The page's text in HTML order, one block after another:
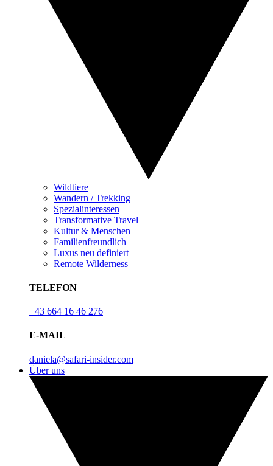
Wildtiere
Wandern / Trekking
Spezialinteressen
Transformative Travel
Kultur & Menschen
Familienfreundlich
Luxus neu definiert
Remote Wilderness
TELEFON
+43 664 16 46 276
E-MAIL
daniela@safari-insider.com
Über uns